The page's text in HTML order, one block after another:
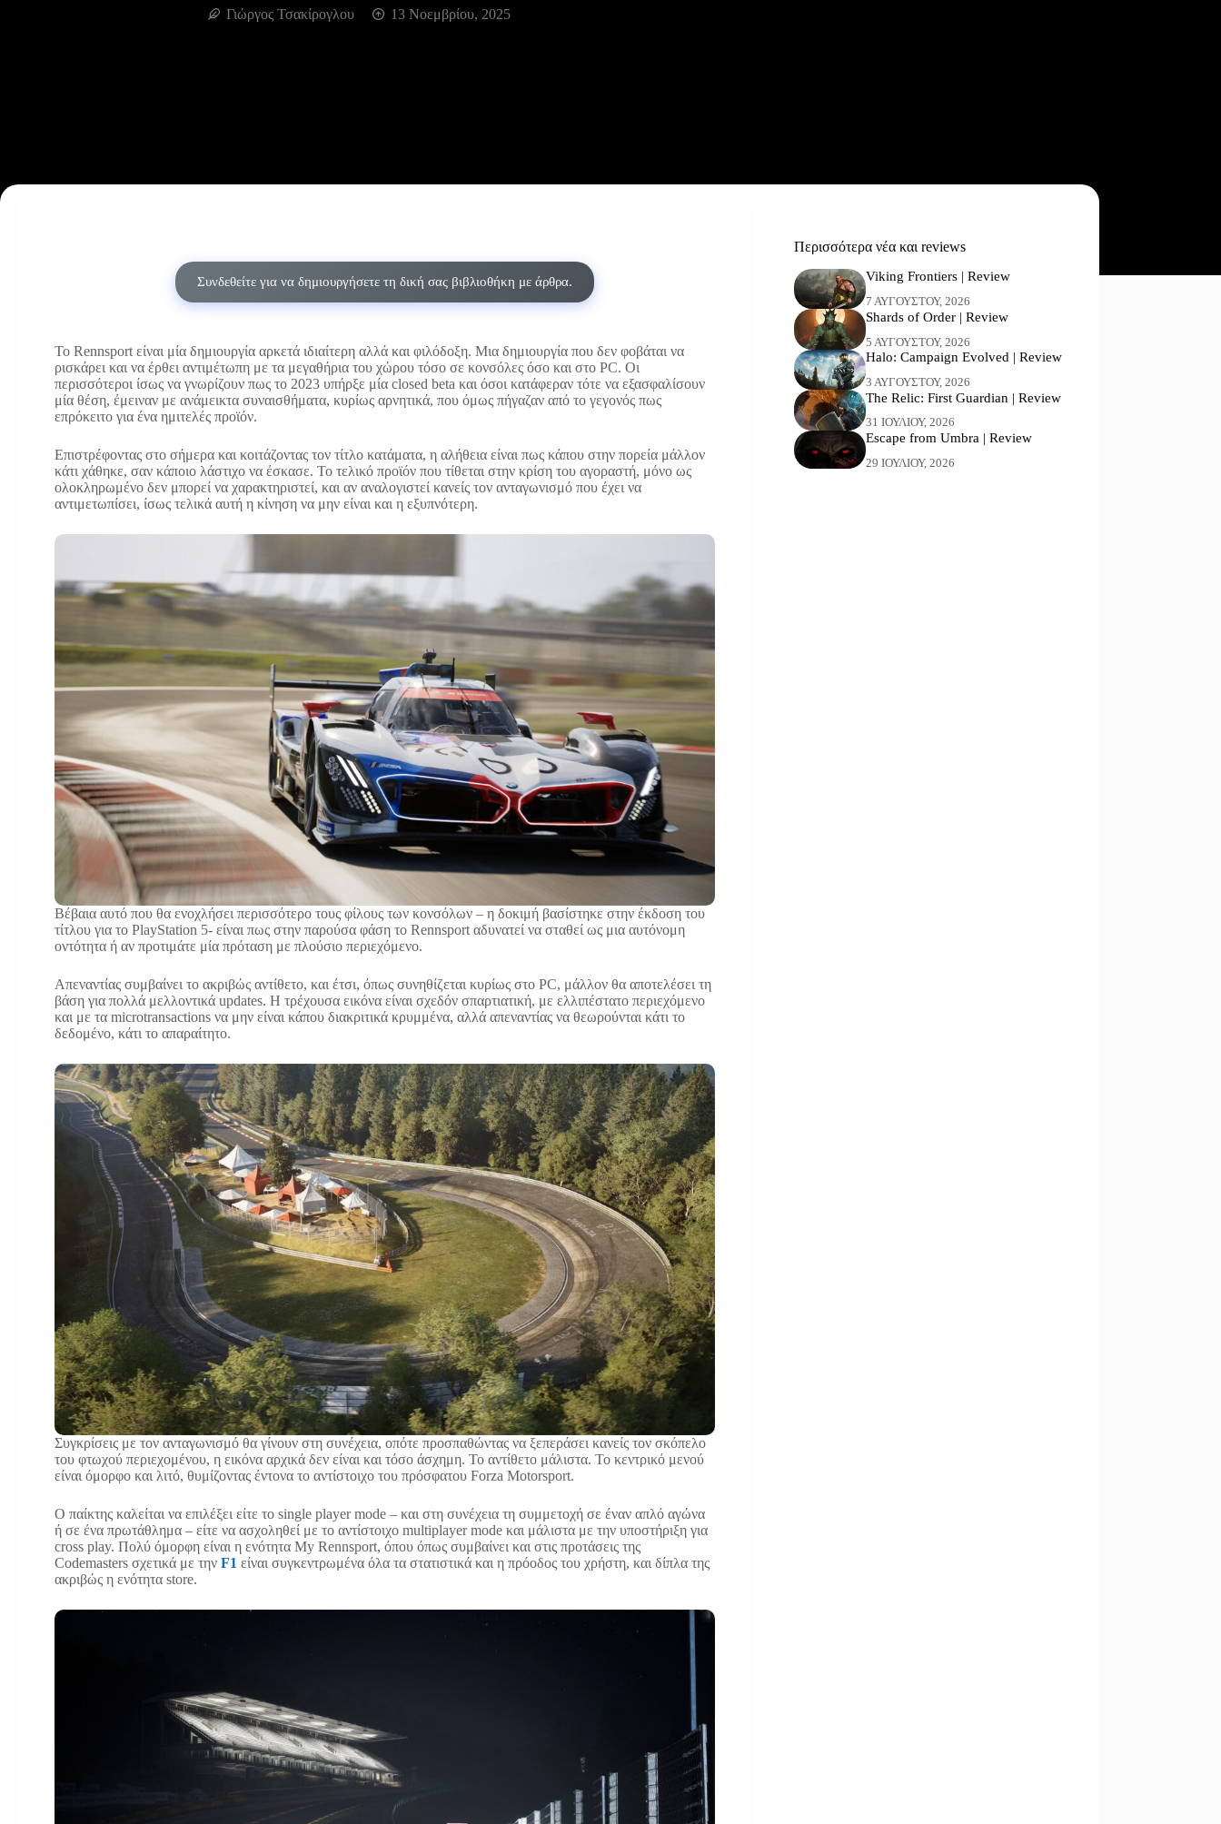
Γιώργος Τσακίρογλου 13 Νοεμβρίου, 2025
Συνδεθείτε για να δημιουργήσετε τη δική σας βιβλιοθήκη με άρθρα.
Το Rennsport είναι μία δημιουργία αρκετά ιδιαίτερη αλλά και φιλόδοξη. Μια δημιουργία που δεν φοβάται να
ρισκάρει και να έρθει αντιμέτωπη με τα μεγαθήρια του χώρου τόσο σε κονσόλες όσο και στο PC. Οι
περισσότεροι ίσως να γνωρίζουν πως το 2023 υπήρξε μία closed beta και όσοι κατάφεραν τότε να εξασφαλίσουν
μία θέση, έμειναν με ανάμεικτα συναισθήματα, κυρίως αρνητικά, που όμως πήγαζαν από το γεγονός πως
επρόκειτο για ένα ημιτελές προϊόν.
Επιστρέφοντας στο σήμερα και κοιτάζοντας τον τίτλο κατάματα, η αλήθεια είναι πως κάπου στην πορεία μάλλον
κάτι χάθηκε, σαν κάποιο λάστιχο να έσκασε. Το τελικό προϊόν που τίθεται στην κρίση του αγοραστή, μόνο ως
ολοκληρωμένο δεν μπορεί να χαρακτηριστεί, και αν αναλογιστεί κανείς τον ανταγωνισμό που έχει να
αντιμετωπίσει, ίσως τελικά αυτή η κίνηση να μην είναι και η εξυπνότερη.
Βέβαια αυτό που θα ενοχλήσει περισσότερο τους φίλους των κονσόλων – η δοκιμή βασίστηκε στην έκδοση του
τίτλου για το PlayStation 5- είναι πως στην παρούσα φάση το Rennsport αδυνατεί να σταθεί ως μια αυτόνομη
οντότητα ή αν προτιμάτε μία πρόταση με πλούσιο περιεχόμενο.
Απεναντίας συμβαίνει το ακριβώς αντίθετο, και έτσι, όπως συνηθίζεται κυρίως στο PC, μάλλον θα αποτελέσει τη
βάση για πολλά μελλοντικά updates. Η τρέχουσα εικόνα είναι σχεδόν σπαρτιατική, με ελλιπέστατο περιεχόμενο
και με τα microtransactions να μην είναι κάπου διακριτικά κρυμμένα, αλλά απεναντίας να θεωρούνται κάτι το
δεδομένο, κάτι το απαραίτητο.
Συγκρίσεις με τον ανταγωνισμό θα γίνουν στη συνέχεια, οπότε προσπαθώντας να ξεπεράσει κανείς τον σκόπελο
του φτωχού περιεχομένου, η εικόνα αρχικά δεν είναι και τόσο άσχημη. Το αντίθετο μάλιστα. Το κεντρικό μενού
είναι όμορφο και λιτό, θυμίζοντας έντονα το αντίστοιχο του πρόσφατου Forza Motorsport.
Ο παίκτης καλείται να επιλέξει είτε το single player mode – και στη συνέχεια τη συμμετοχή σε έναν απλό αγώνα
ή σε ένα πρωτάθλημα – είτε να ασχοληθεί με το αντίστοιχο multiplayer mode και μάλιστα με την υποστήριξη για
cross play. Πολύ όμορφη είναι η ενότητα My Rennsport, όπου όπως συμβαίνει και στις προτάσεις της
Codemasters σχετικά με την F1 είναι συγκεντρωμένα όλα τα στατιστικά και η πρόοδος του χρήστη, και δίπλα της
ακριβώς η ενότητα store.
Περισσότερα νέα και reviews
Viking Frontiers | Review
7 ΑΥΓΟΎΣΤΟΥ, 2026
Shards of Order | Review
5 ΑΥΓΟΎΣΤΟΥ, 2026
Halo: Campaign Evolved | Review
3 ΑΥΓΟΎΣΤΟΥ, 2026
The Relic: First Guardian | Review
31 ΙΟΥΛΊΟΥ, 2026
Escape from Umbra | Review
29 ΙΟΥΛΊΟΥ, 2026